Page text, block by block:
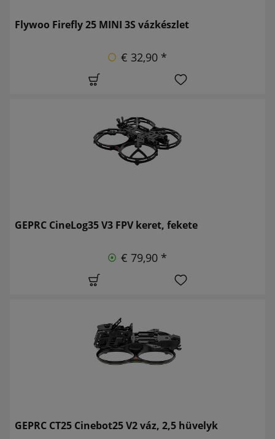
Flywoo Firefly 25 MINI 3S vázkészlet
€ 32,90 *
GEPRC CineLog35 V3 FPV keret, fekete
€ 79,90 *
GEPRC CT25 Cinebot25 V2 váz, 2,5 hüvelyk